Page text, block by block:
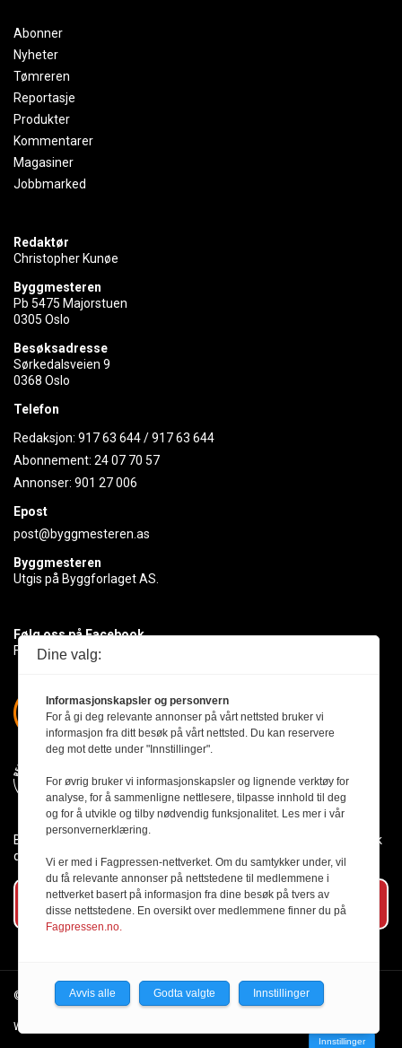
Abonner
Nyheter
Tømreren
Reportasje
Produkter
Kommentarer
Magasiner
Jobbmarked
Redaktør
Christopher Kunøe
Byggmesteren
Pb 5475 Majorstuen
0305 Oslo
Besøksadresse
Sørkedalsveien 9
0368 Oslo
Telefon
Redaksjon: 917 63 644/917 63 644
Abonnement: 24 07 70 57
Annonser: 901 27 006
Epost
post@byggmesteren.as
Byggmesteren
Utgis på Byggforlaget AS.
Følg oss på Facebook
Få med deg det siste innen byggebransjen
Byggmesteren følger Vær Varsom-plakaten og presseetikken slik
den er nedfelt i Redaktørplakaten.
Abonner på vårt nyhetsbrev
© 2026 Byggmesteren. Personvernerklæring.
Webutvikling av Creatur
Innstillinger
Dine valg:
Informasjonskapsler og personvern
For å gi deg relevante annonser på vårt nettsted bruker vi
informasjon fra ditt besøk på vårt nettsted. Du kan reservere
deg mot dette under "Innstillinger".
For øvrig bruker vi informasjonskapsler og lignende verktøy for
analyse, for å sammenligne nettlesere, tilpasse innhold til deg
og for å utvikle og tilby nødvendig funksjonalitet. Les mer i vår
personvernerklæring.
Vi er med i Fagpressen-nettverket. Om du samtykker under, vil
du få relevante annonser på nettstedene til medlemmene i
nettverket basert på informasjon fra dine besøk på tvers av
disse nettstedene. En oversikt over medlemmene finner du på
Fagpressen.no.
Avvis alle Godta valgte Innstillinger